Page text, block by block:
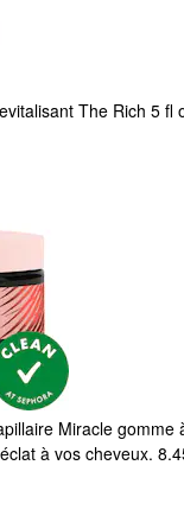
The Rich 5 fl
Miracle gomme
à vos cheveux.